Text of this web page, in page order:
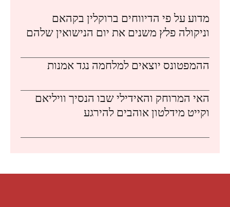
מדוע על פי הדיווחים ברוקלין בקהאם
וניקולה פלץ משנים את יום הנישואין שלהם
ההמפטונס יוצאים למלחמה נגד אמנות
האי המרוחק והאידילי שבו הנסיך וויליאם
וקייט מידלטון אוהבים להירגע